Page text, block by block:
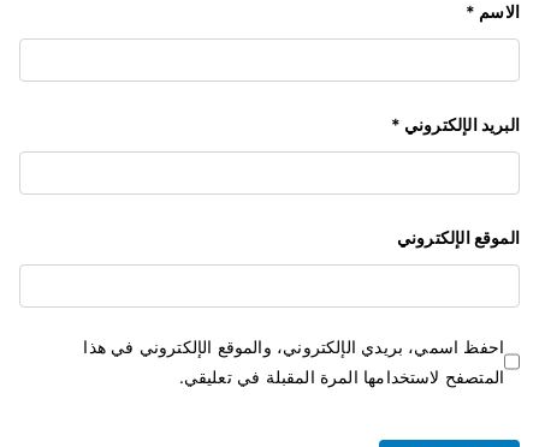
الاسم *
البريد الإلكتروني *
الموقع الإلكتروني
احفظ اسمي، بريدي الإلكتروني، والموقع الإلكتروني في هذا
المتصفح لاستخدامها المرة المقبلة في تعليقي.